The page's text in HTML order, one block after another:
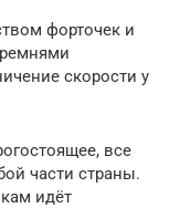
форточек и
скорости у
все
части страны.
идёт